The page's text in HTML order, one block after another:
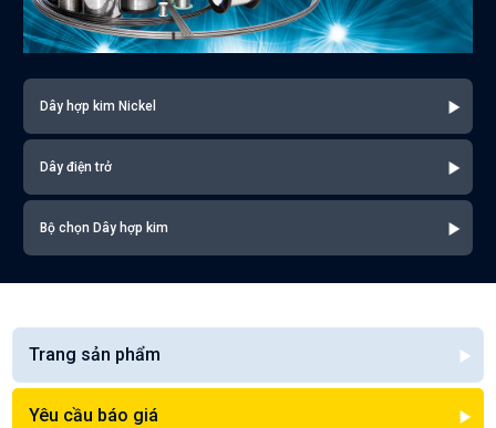
Dây hợp kim Nickel
Dây điện trở
Bộ chọn Dây hợp kim
Trang sản phẩm
Yêu cầu báo giá